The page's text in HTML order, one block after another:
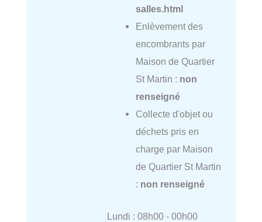
salles.html
Enlèvement des
encombrants par
Maison de Quartier
St Martin : non
renseigné
Collecte d'objet ou
déchets pris en
charge par Maison
de Quartier St Martin
: non renseigné
Lundi : 08h00 - 00h00